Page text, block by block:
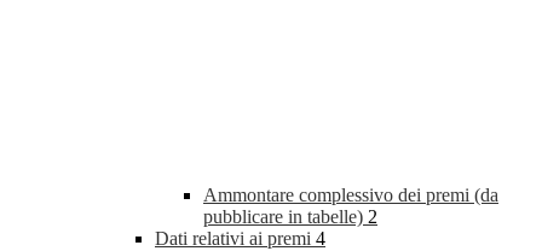
Ammontare complessivo dei premi (da
pubblicare in tabelle) 2
Dati relativi ai premi 4